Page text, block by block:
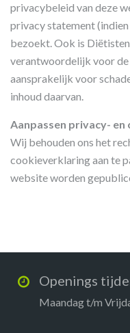
privacybeleid van deze
privacy statement
bezoekt. Ook is
verantwoordelijk voor de
aansprakelijk voor
inhoud daarvan.
Aanpassen privacy-
Wij behouden ons het
cookieverklaring aan te
website worden
Openings
Maandag t/m